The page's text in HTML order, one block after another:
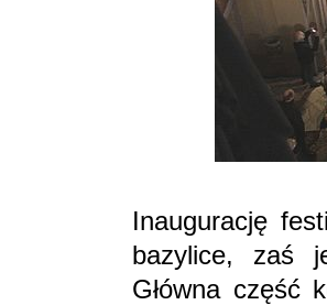
Inaugurację
bazylice, zaś
Główna część